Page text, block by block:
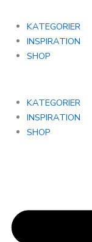
KATEGORIER
INSPIRATION
SHOP
KATEGORIER
INSPIRATION
SHOP